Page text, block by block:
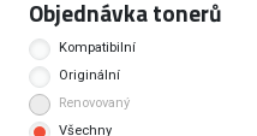
Objednávka tonerů
Kompatibilní
Originální
Renovovaný
Všechny